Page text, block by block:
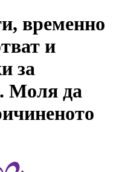
временно
и
за
Моля да